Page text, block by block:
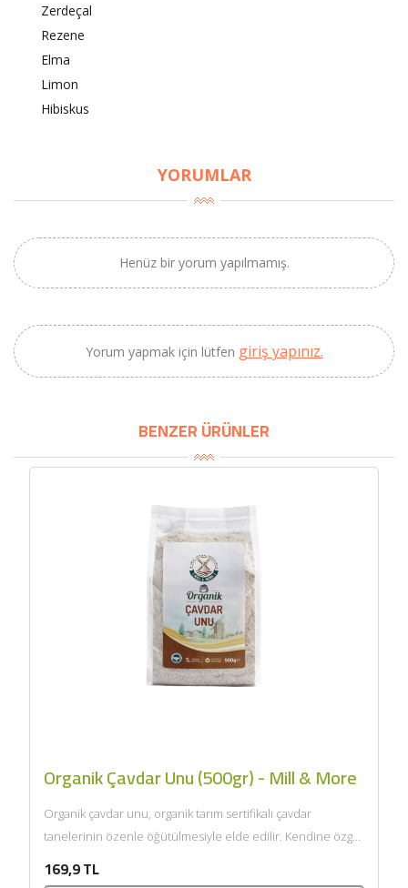
Zerdeçal
Rezene
Elma
Limon
Hibiskus
YORUMLAR
Henüz bir yorum yapılmamış.
Yorum yapmak için lütfen giriş yapınız.
BENZER ÜRÜNLER
Organik Çavdar Unu (500gr) - Mill & More
Organik çavdar unu, organik tarım sertifikalı çavdar
tanelerinin özenle öğütülmesiyle elde edilir. Kendine özgü
169,9 TL
2320,00 TL
2100,00 TL
Sızma Zeytinyağı
(2025 Yeni Hasat,
SEPETE EKLE